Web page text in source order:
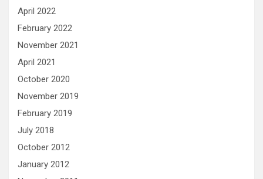
April 2022
February 2022
November 2021
April 2021
October 2020
November 2019
February 2019
July 2018
October 2012
January 2012